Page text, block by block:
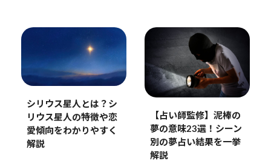
シリウス星人とは？シ
リウス星人の特徴や恋
愛傾向をわかりやすく
解説
【占い師監修】泥棒の
夢の意味23選！シーン
別の夢占い結果を一挙
解説